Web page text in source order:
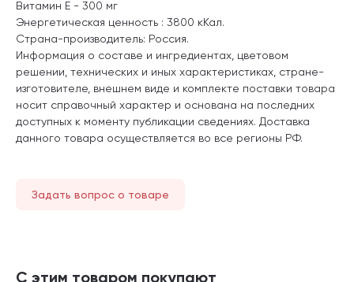
Витамин Е - 300 мг
Энергетическая ценность : 3800 кКал.
Страна-производитель: Россия.
Информация о составе и ингредиентах, цветовом
решении, технических и иных характеристиках, стране-
изготовителе, внешнем виде и комплекте поставки товара
носит справочный характер и основана на последних
доступных к моменту публикации сведениях. Доставка
данного товара осуществляется во все регионы РФ.
Задать вопрос о товаре
С этим товаром покупают